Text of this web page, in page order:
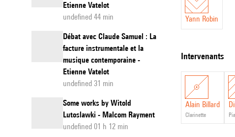
Etienne Vatelot
undefined 44 min
Débat avec Claude Samuel : La
facture instrumentale et la
musique contemporaine -
Etienne Vatelot
undefined 31 min
Some works by Witold
Lutoslawki - Malcom Rayment
undefined 01 h 12 min
Yann Robin
intervenants
Alain Billard
clarinette